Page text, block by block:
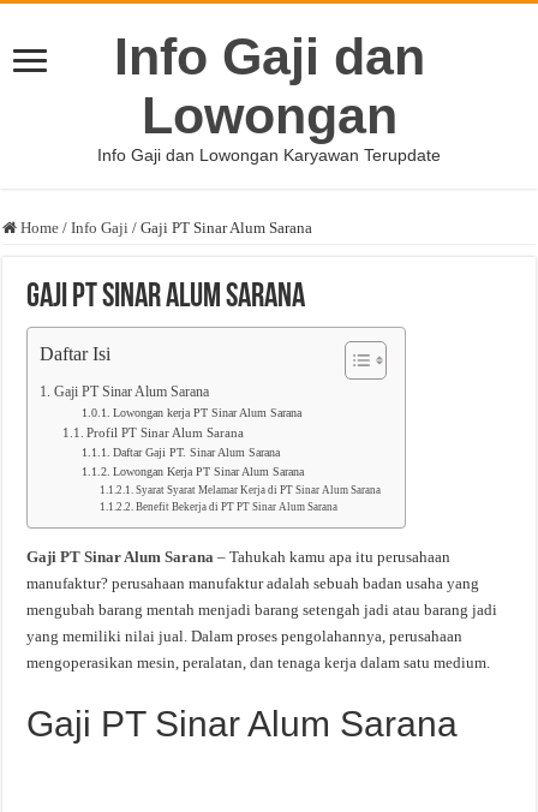
Info Gaji dan
Lowongan
Info Gaji dan Lowongan Karyawan Terupdate
Home / Info Gaji / Gaji PT Sinar Alum Sarana
Gaji PT Sinar Alum Sarana
Daftar Isi
Gaji PT Sinar Alum Sarana
Lowongan kerja PT Sinar Alum Sarana
Profil PT Sinar Alum Sarana
Daftar Gaji PT. Sinar Alum Sarana
Lowongan Kerja PT Sinar Alum Sarana
Syarat Syarat Melamar Kerja di PT Sinar Alum Sarana
Benefit Bekerja di PT PT Sinar Alum Sarana
Gaji PT Sinar Alum Sarana – Tahukah kamu apa itu perusahaan
manufaktur? perusahaan manufaktur adalah sebuah badan usaha yang
mengubah barang mentah menjadi barang setengah jadi atau barang jadi
yang memiliki nilai jual. Dalam proses pengolahannya, perusahaan
mengoperasikan mesin, peralatan, dan tenaga kerja dalam satu medium.
Gaji PT Sinar Alum Sarana